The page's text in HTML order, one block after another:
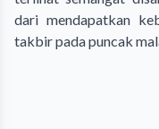
dari mendapatkan
takbir pada puncak